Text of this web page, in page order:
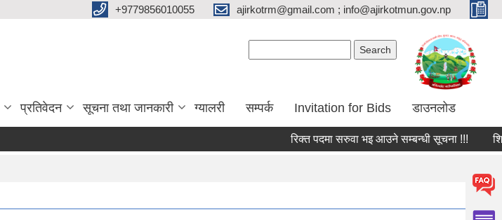
+9779856010055 ajirkotrm@gmail.com ; info@ajirkotmun.gov.np
प्रतिवेदन सूचना तथा जानकारी ग्यालरी सम्पर्क Invitation for Bids डाउनलोड
रिक्त पदमा सरुवा भइ आउने सम्बन्धी सूचना !!!